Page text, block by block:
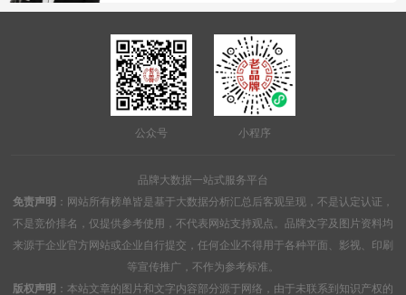
公众号 小程序
品牌大数据一站式服务平台
免责声明 ：网站所有榜单皆是基于大数据分析汇总后客观呈现，不是认定认证，
不是竞价排名，仅提供参考使用，不代表网站支持观点。品牌文字及图片资料均
来源于企业官方网站或企业自行提交，任何企业不得用于各种平面、影视、印刷
等宣传推广，不作为参考标准。
版权声明 ：本站文章的图片和文字内容部分源于网络，由于未联系到知识产权的